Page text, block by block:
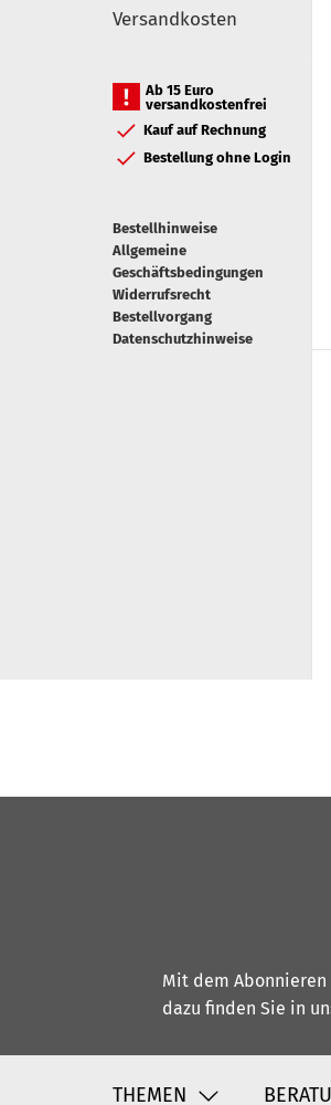
Versandkosten
Ab 15 Euro
versandkostenfrei
Kauf auf Rechnung
Bestellung ohne Login
Bestellhinweise
Allgemeine
Geschäftsbedingungen
Widerrufsrecht
Bestellvorgang
Datenschutzhinweise
Mit dem Abonnieren
dazu finden Sie in
THEMEN